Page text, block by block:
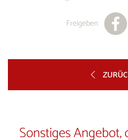
Freigeben
Sonstiges Angebot,